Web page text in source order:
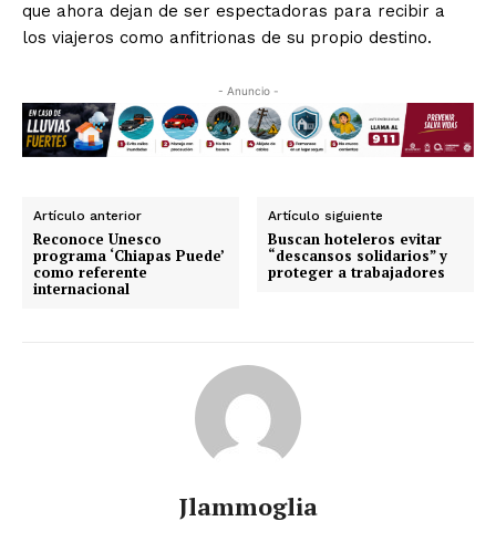
Luces
que ahora dejan de ser espectadoras para recibir a
los viajeros como anfitrionas de su propio destino.
- Anuncio -
Artículo anterior
Reconoce Unesco
programa ‘Chiapas Puede’
como referente
internacional
Artículo siguiente
Buscan hoteleros evitar
“descansos solidarios” y
proteger a trabajadores
Jlammoglia